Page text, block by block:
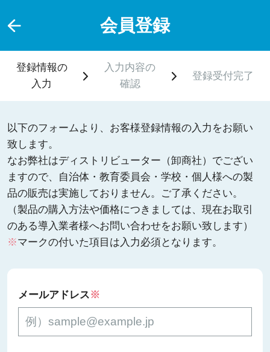
会員登録
登録情報の
入力
入力内容の
確認
登録受付完了
以下のフォームより、お客様登録情報の入力をお願い
致します。
なお弊社はディストリビューター（卸商社）でござい
ますので、自治体・教育委員会・学校・個人様への製
品の販売は実施しておりません。ご了承ください。
（製品の購入方法や価格につきましては、現在お取引
のある導入業者様へお問い合わせをお願い致します）
※マークの付いた項目は入力必須となります。
メールアドレス※